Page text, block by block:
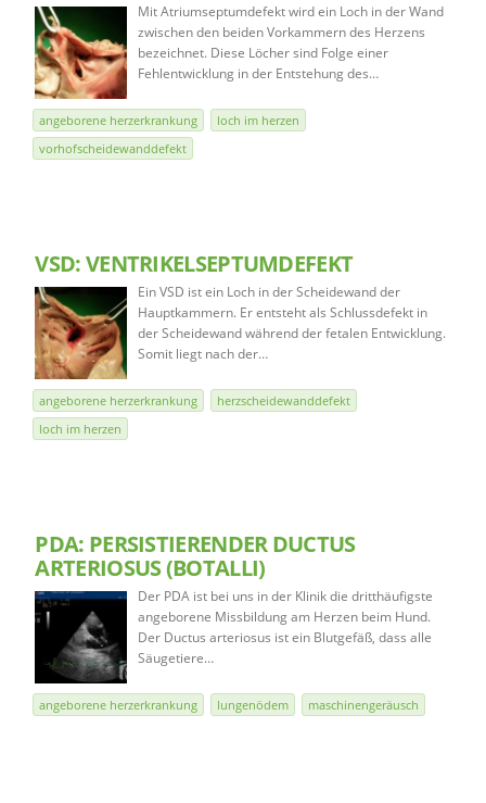
Mit Atriumseptumdefekt wird ein Loch in der Wand
zwischen den beiden Vorkammern des Herzens
bezeichnet. Diese Löcher sind Folge einer
Fehlentwicklung in der Entstehung des…
angeborene herzerkrankung
loch im herzen
vorhofscheidewanddefekt
VSD: VENTRIKELSEPTUMDEFEKT
Ein VSD ist ein Loch in der Scheidewand der
Hauptkammern. Er entsteht als Schlussdefekt in
der Scheidewand während der fetalen Entwicklung.
Somit liegt nach der…
angeborene herzerkrankung
herzscheidewanddefekt
loch im herzen
PDA: PERSISTIERENDER DUCTUS
ARTERIOSUS (BOTALLI)
Der PDA ist bei uns in der Klinik die dritthäufigste
angeborene Missbildung am Herzen beim Hund.
Der Ductus arteriosus ist ein Blutgefäß, dass alle
Säugetiere…
angeborene herzerkrankung lungenödem maschinengeräusch